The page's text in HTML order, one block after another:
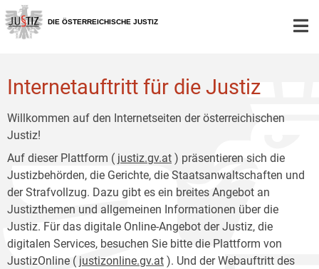
Zur
Hauptnavigation
[1]
Zum
Inhalt
[2]
DIE ÖSTERREICHISCHE JUSTIZ
Internetauftritt für die Justiz
Willkommen auf den Internetseiten der österreichischen
Justiz!
Auf dieser Plattform ( justiz.gv.at ) präsentieren sich die
Justizbehörden, die Gerichte, die Staatsanwaltschaften und
der Strafvollzug. Dazu gibt es ein breites Angebot an
Justizthemen und allgemeinen Informationen über die
Justiz. Für das digitale Online-Angebot der Justiz, die
digitalen Services, besuchen Sie bitte die Plattform von
JustizOnline ( justizonline.gv.at ). Und der Webauftritt des